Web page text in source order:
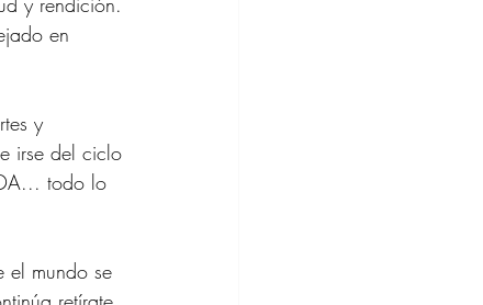
en
y
irse del ciclo
todo lo
el mundo se